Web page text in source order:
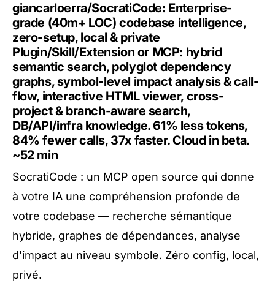
giancarloerra/SocratiCode: Enterprise-
grade (40m+ LOC) codebase intelligence,
zero-setup, local & private
Plugin/Skill/Extension or MCP: hybrid
semantic search, polyglot dependency
graphs, symbol-level impact analysis & call-
flow, interactive HTML viewer, cross-
project & branch-aware search,
DB/API/infra knowledge. 61% less tokens,
84% fewer calls, 37x faster. Cloud in beta.
~52 min
SocratiCode : un MCP open source qui donne
à votre IA une compréhension profonde de
votre codebase — recherche sémantique
hybride, graphes de dépendances, analyse
d'impact au niveau symbole. Zéro config, local,
privé.